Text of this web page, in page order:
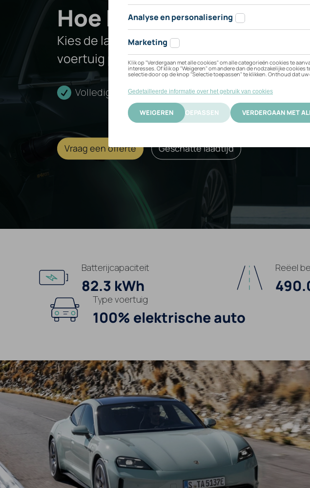
Hoe kan ik mijn
Kies de laadoplossing die het beste bij uw
voertuig past.
Volledige installatie Certificering
Vraag een offerte Geschatte laadtijd
Batterijcapaciteit
82.3 kWh
Reëel
Type voertuig
100% elektrische auto